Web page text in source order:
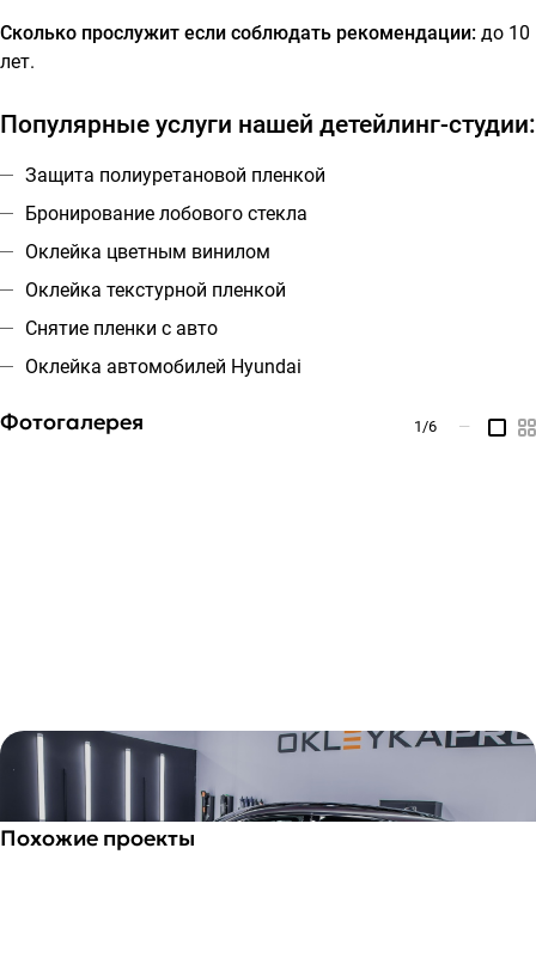
Сколько прослужит если соблюдать рекомендации: до 10
лет.
Популярные услуги нашей детейлинг-студии:
Защита полиуретановой пленкой
Бронирование лобового стекла
Оклейка цветным винилом
Оклейка текстурной пленкой
Снятие пленки с авто
Оклейка автомобилей Hyundai
Фотогалерея 1 /6 —
Похожие проекты